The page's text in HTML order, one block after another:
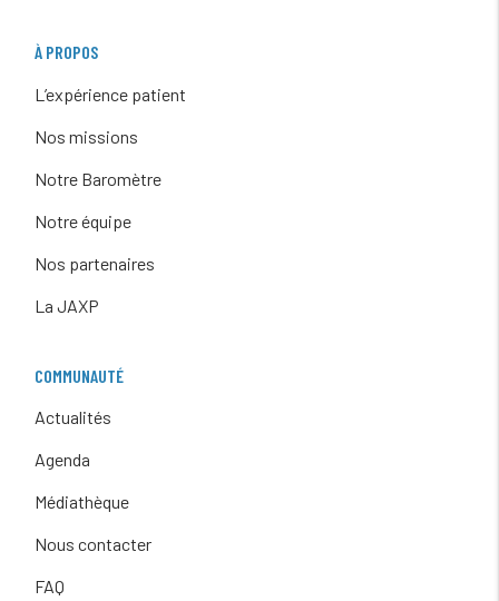
À PROPOS
L’expérience patient
Nos missions
Notre Baromètre
Notre équipe
Nos partenaires
La JAXP
COMMUNAUTÉ
Actualités
Agenda
Médiathèque
Nous contacter
FAQ